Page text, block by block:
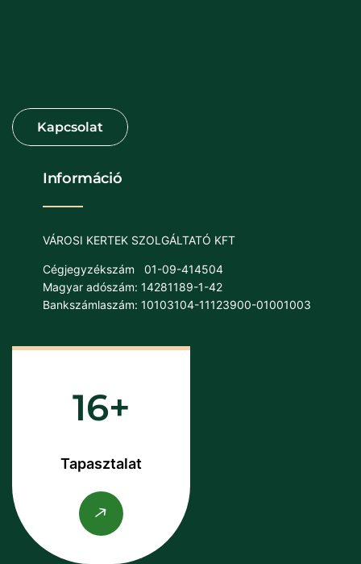
Információ
VÁROSI KERTEK SZOLGÁLTATÓ KFT
Cégjegyzékszám
01-09-414504
Magyar adószám: 14281189-1-42
Bankszámlaszám: 10103104-11123900-01001003
16
Tapasztalat